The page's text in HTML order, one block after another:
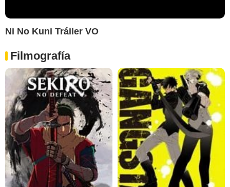
Ni No Kuni Tráiler VO
Filmografía